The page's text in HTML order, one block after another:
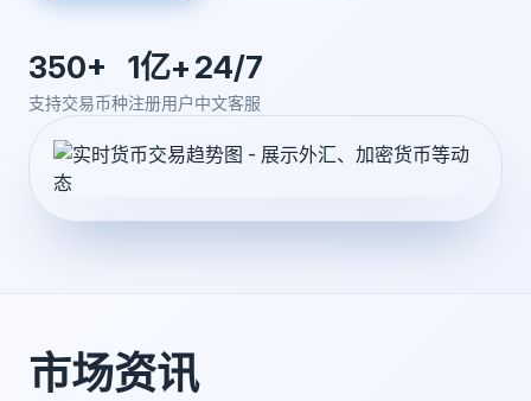
350+
支持交易币种
1亿+
注册用户
24/7
中文客服
市场资讯